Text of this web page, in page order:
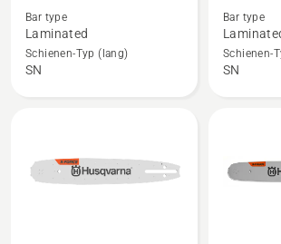
Precision
Schiene
.325
Bar type
Laminated
Schienen-Typ (lang)
SN
Force
3/8"mini
1.1mm
Bar type
Schienen-
SN